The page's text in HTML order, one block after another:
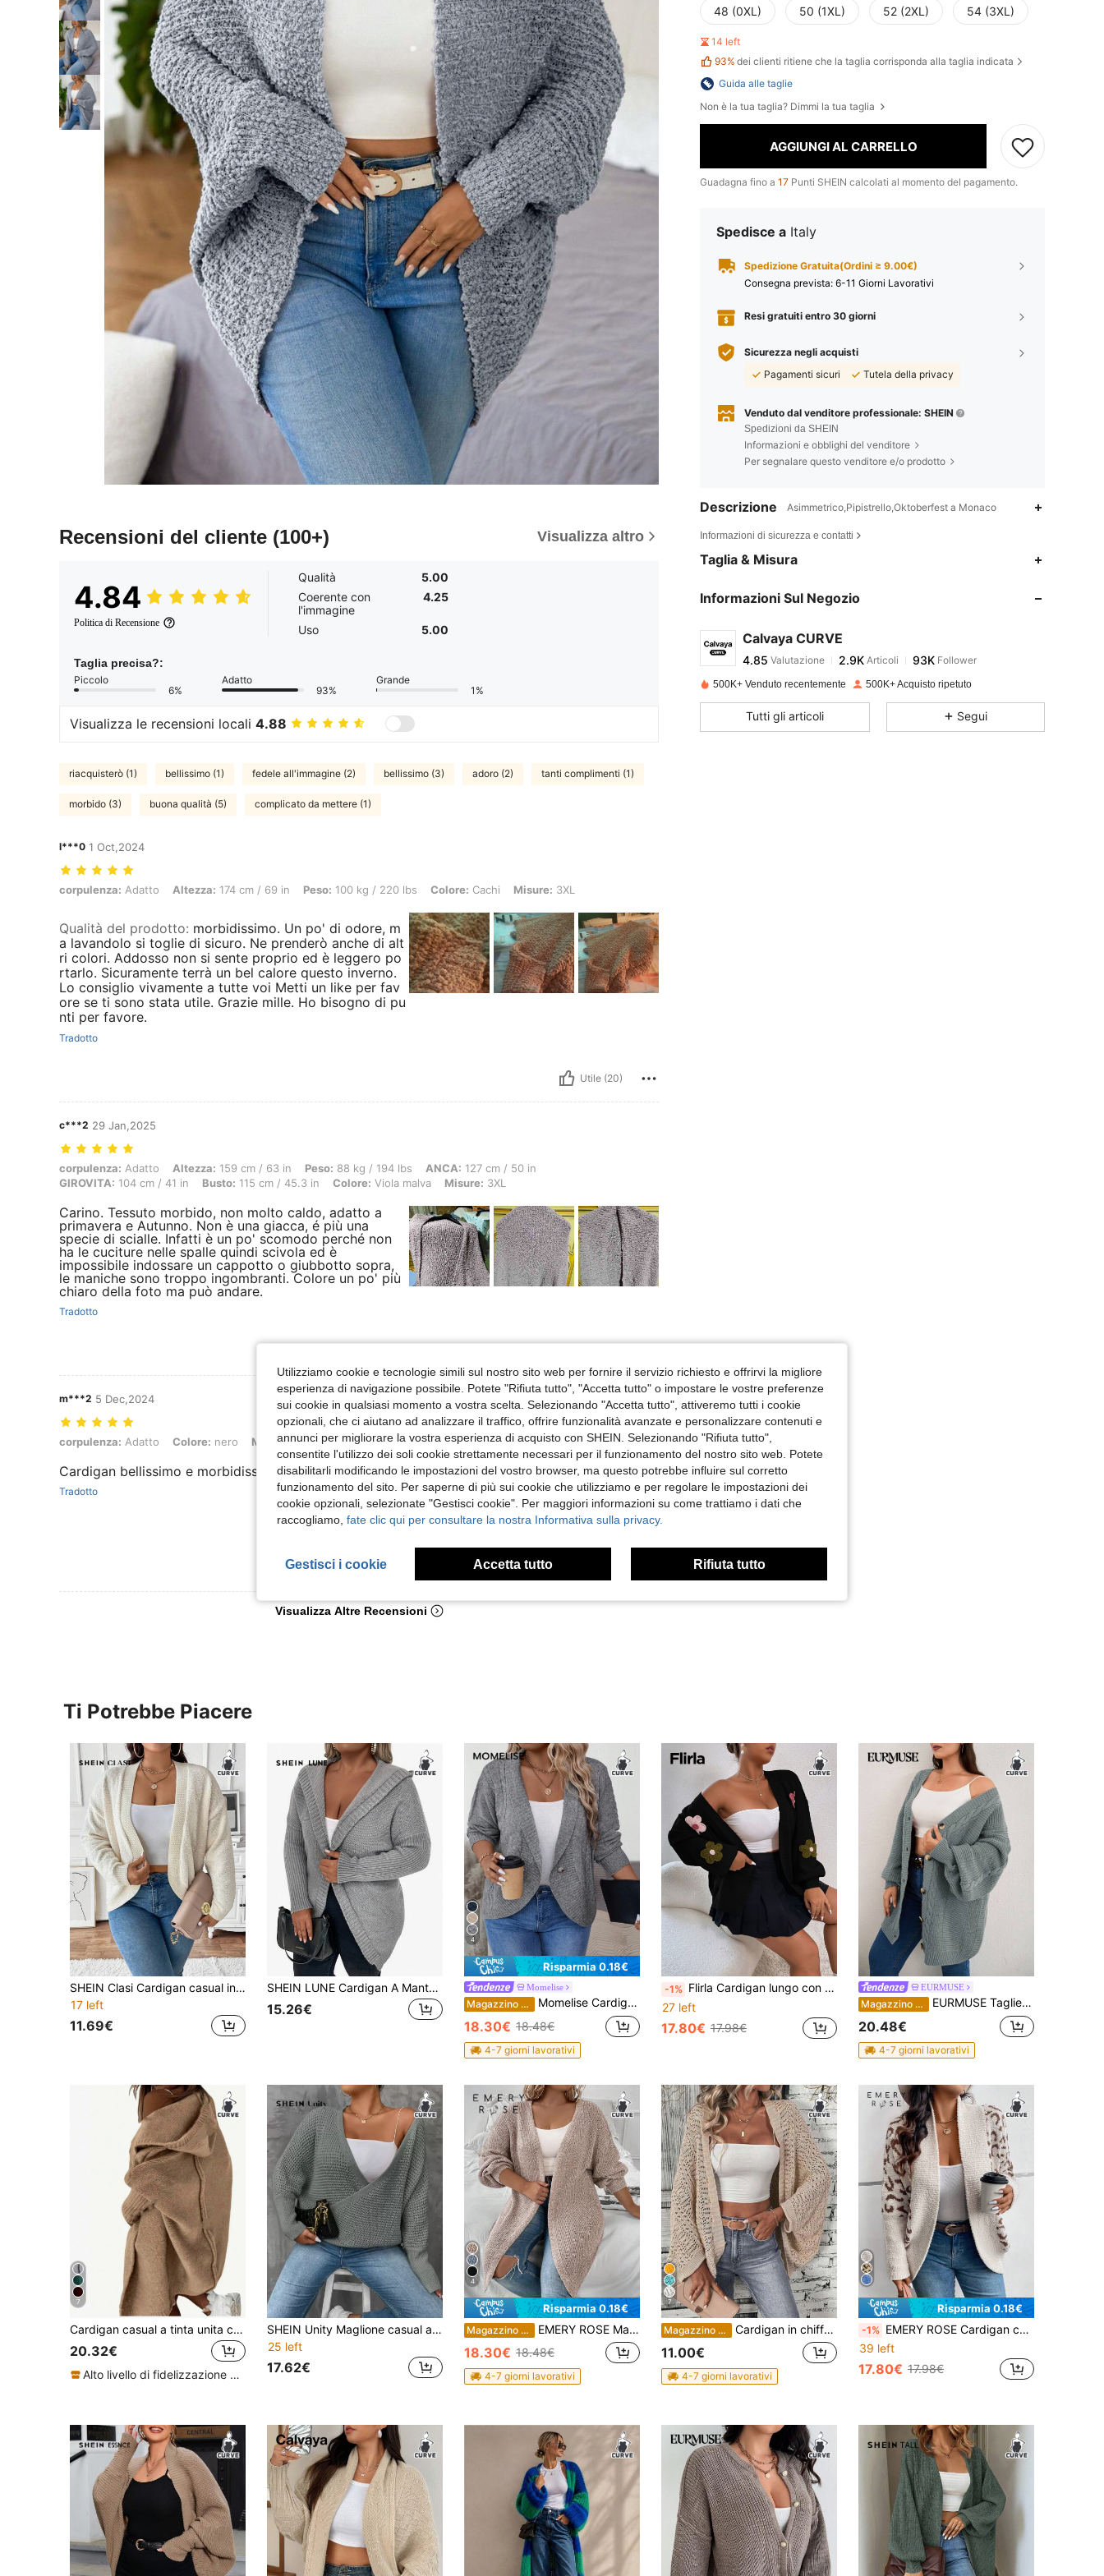
Recensioni del cliente (100+) Visualizza altro
4.84
Politica di Recensione
Qualità
5.00
Coerente con
l'immagine
4.25
Uso 5.00
Taglia precisa?:
Piccolo
6%
Adatto
93%
Grande
1%
Visualizza le recensioni locali 4.88
riacquisterò (1) bellissimo (1) fedele all'immagine (2) bellissimo (3) adoro (2) tanti complimenti (1)
morbido (3) buona qualità (5) complicato da mettere (1)
l***0 1 Oct,2024
corpulenza: Adatto, Altezza: 174 cm / 69 in, Peso: 100 kg / 220 lbs, Colore: Cachi, Misure: 3XL
corpulenza: Adatto Altezza: 174 cm / 69 in Peso: 100 kg / 220 lbs Colore: Cachi Misure: 3XL
Qualità del prodotto: morbidissimo. Un po' di odore, m
a lavandolo si toglie di sicuro. Ne prenderò anche di alt
ri colori. Addosso non si sente proprio ed è leggero po
rtarlo. Sicuramente terrà un bel calore questo inverno.
Lo consiglio vivamente a tutte voi Metti un like per fav
ore se ti sono stata utile. Grazie mille. Ho bisogno di pu
nti per favore.
Tradotto
Utile (20)
c***2 29 Jan,2025
corpulenza: Adatto, Altezza: 159 cm / 63 in, Peso: 88 kg / 194 lbs, ANCA: 127 cm / 50 in, GIROVITA: 104 cm / 41 in, Busto: 115 cm / 45.3 in, Colore: Viola malva, Misure: 3XL
corpulenza: Adatto Altezza: 159 cm / 63 in Peso: 88 kg / 194 lbs ANCA: 127 cm / 50 in
GIROVITA: 104 cm / 41 in Busto: 115 cm / 45.3 in Colore: Viola malva Misure: 3XL
Carino. Tessuto morbido, non molto caldo, adatto a
primavera e Autunno. Non è una giacca, é più una
specie di scialle. Infatti è un po' scomodo perché non
ha le cuciture nelle spalle quindi scivola ed è
impossibile indossare un cappotto o giubbotto sopra,
le maniche sono troppo ingombranti. Colore un po' più
chiaro della foto ma può andare.
Tradotto
m***2 5 Dec,2024
corpulenza: Adatto, Colore: nero, Misure: 2XL
corpulenza: Adatto Colore: nero Misure:2XL
Cardigan bellissimo e morbidissimo!! Molto soddisfatta!
Tradotto
Visualizza Altre Recensioni
48 (0XL) 50 (1XL) 52 (2XL) 54 (3XL)
14 left
93% dei clienti ritiene che la taglia corrisponda alla taglia indicata
Guida alle taglie
Non è la tua taglia? Dimmi la tua taglia
AGGIUNGI AL CARRELLO
Guadagna fino a 17 Punti SHEIN calcolati al momento del pagamento.
Spedisce a Italy
Spedizione Gratuita(Ordini ≥ 9.00€)
Consegna prevista: 6-11 Giorni Lavorativi
Resi gratuiti entro 30 giorni
Sicurezza negli acquisti
Pagamenti sicuri
Tutela della privacy
Venduto dal venditore professionale: SHEIN
Spedizioni da SHEIN
Informazioni e obblighi del venditore
Per segnalare questo venditore e/o prodotto
Descrizione Asimmetrico,Pipistrello,Oktoberfest a Monaco
Informazioni di sicurezza e contatti
Taglia & Misura
Informazioni Sul Negozio
Calvaya CURVE
4.85 2.9K
4.85 Valutazione 2.9K
k***spagato1 giorno fa
500K+ Venduto recentemente 500K+ Acquisto ripetuto
Tutti gli articoli Segui
Ti Potrebbe Piacere
SHEIN Clasi Cardigan casual in maglia a tinta unita con orlo asimmetrico, taglie comode
17 left
11.69€
SHEIN LUNE Cardigan A Mantella Con Cappuccio E Taglie Forti Dal Colore Solido
15.26€
4
Risparmia 0.18€
Momelise
Magazzino EU Momelise Cardigan casual in tinta unita, taglia comoda, adatto per la primavera, l'autunno e l'inverno
18.30€ 18.48€
4-7 giorni lavorativi
-1% Flirla Cardigan lungo con patchwork floreale e spalle scoperte, modello adatto per l'inverno
27 left
17.80€ 17.98€
EURMUSE
Magazzino EU EURMUSE Taglie comode, top casual con maniche lunghe e bottoni davanti, in colore unito, adatto per l'inverno
20.48€
4-7 giorni lavorativi
7
Cardigan casual a tinta unita con spalle cadenti taglie forti, giacca in maglia con cappuccio basic, abbigliamento da donna autunno/inverno
20.32€
Alto livello di fidelizzazione dei clienti
SHEIN Unity Maglione casual a tinta unita con scollo a V e spalle scoperte per donne taglie forti, adatto per autunno e inverno
25 left
17.62€
4
Risparmia 0.18€
Magazzino EU EMERY ROSE Maglione cardigan lavorato a maglia, tinta unita, scollo a V, spalla cadente, casual e versatile, adatto ad autunno/inverno, taglie comode per donne
18.30€ 18.48€
4-7 giorni lavorativi
7
Magazzino EU Cardigan in chiffon traforato per taglie forti, stile vacanziero, nuovi arrivi per l'estate, festa della mamma, primavera
11.00€
4-7 giorni lavorativi
Risparmia 0.18€
-1% EMERY ROSE Cardigan casual in jacquard leopardato a maniche lunghe e scollo aperto, taglia curvy per donne d'inverno
39 left
17.80€ 17.98€
Utilizziamo cookie e tecnologie simili sul nostro sito web per fornire il servizio richiesto e offrirvi la migliore
esperienza di navigazione possibile. Potete "Rifiuta tutto", "Accetta tutto" o impostare le vostre preferenze
sui cookie in qualsiasi momento a vostra scelta. Selezionando "Accetta tutto", attiveremo tutti i cookie
opzionali, che ci aiutano ad analizzare il traffico, offrire funzionalità avanzate e personalizzare contenuti e
annunci per migliorare la vostra esperienza di acquisto con SHEIN. Selezionando "Rifiuta tutto",
consentite l'utilizzo dei soli cookie strettamente necessari per il funzionamento del nostro sito web. Potete
disabilitarli modificando le impostazioni del vostro browser, ma questo potrebbe influire sul corretto
funzionamento del sito. Per saperne di più sui cookie che utilizziamo e per regolare le impostazioni dei
cookie opzionali, selezionate "Gestisci cookie". Per maggiori informazioni su come trattiamo i dati che
raccogliamo, fate clic qui per consultare la nostra Informativa sulla privacy.
Gestisci i cookie Accetta tutto Rifiuta tutto